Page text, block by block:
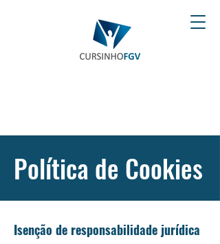
Política de Cookies
Isenção de responsabilidade jurídica